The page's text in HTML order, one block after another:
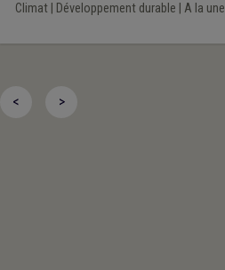
Climat| Développement durable A la une
< >